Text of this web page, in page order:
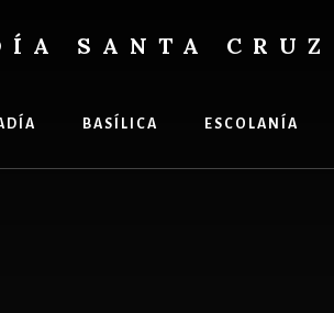
SANTA CRUZ
BASÍLICA ESCOLANÍA